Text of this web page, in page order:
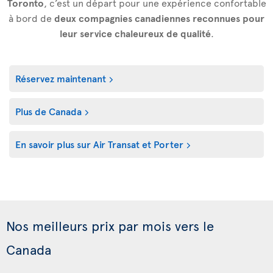
à bord de deux compagnies canadiennes reconnues pour
leur service chaleureux de qualité.
Réservez maintenant
Plus de Canada
En savoir plus sur Air Transat et Porter
Nos meilleurs prix par mois vers le
Canada